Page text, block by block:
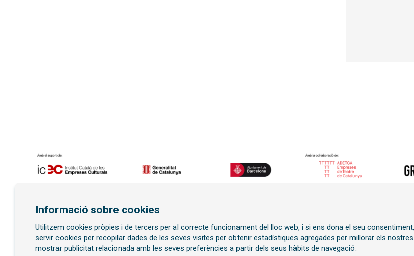
Subscriu-te al butlletí
Sitemap | Avís
Transparència
Informació sobre cookies
Utilitzem cookies pròpies i de tercers per al correcte funcionament del lloc web, i si ens dona el seu
servir cookies per recopilar dades de les seves visites per obtenir estadístiques agregades per millorar els
mostrar publicitat relacionada amb les seves preferències a partir dels seus hàbits de navegació.